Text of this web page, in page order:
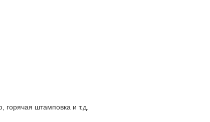
штамповка и т.д.